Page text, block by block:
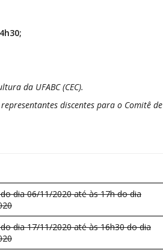
da UFABC (CEC).
discentes para o Comitê
dia 06/11/2020 até às 17h do dia
dia 17/11/2020 até às 16h30 do dia